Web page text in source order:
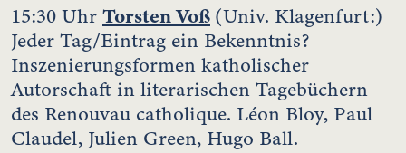
15:30 Uhr Torsten Voß (Univ. Klagenfurt:)
Jeder Tag/Eintrag ein Bekenntnis?
Inszenierungsformen katholischer
Autorschaft in literarischen Tagebüchern
des Renouvau catholique. Léon Bloy, Paul
Claudel, Julien Green, Hugo Ball.